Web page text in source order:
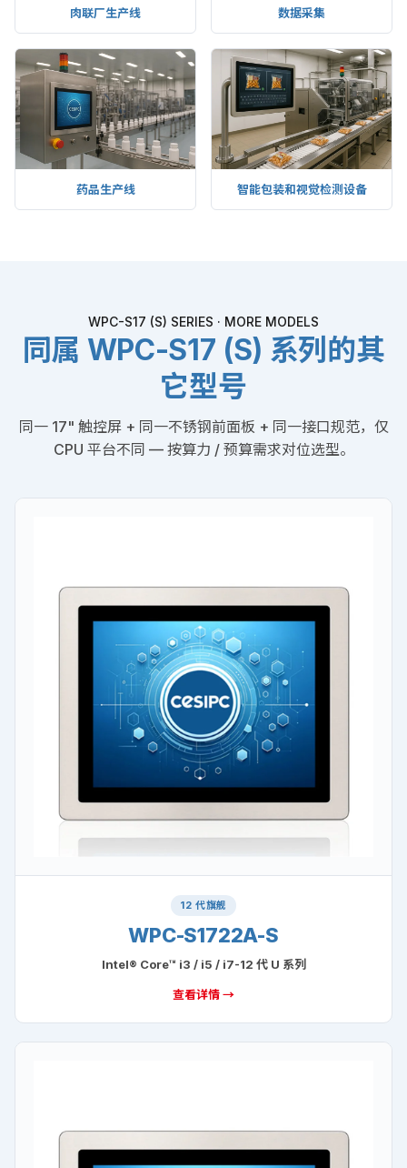
肉联厂生产线 数据采集
药品生产线 智能包装和视觉检测设备
WPC-S17 (S) SERIES · MORE MODELS
同属 WPC-S17 (S) 系列的其
它型号
同一 17" 触控屏 + 同一不锈钢前面板 + 同一接口规范，仅
CPU 平台不同 — 按算力 / 预算需求对位选型。
12 代旗舰
WPC-S1722A-S
Intel® Core™ i3 / i5 / i7-12 代 U 系列
查看详情 →